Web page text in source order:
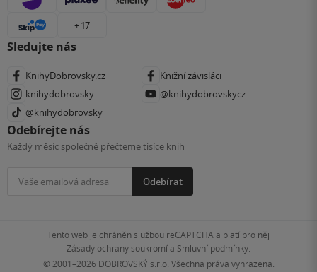
+ 17
Sledujte nás
KnihyDobrovsky.cz
Knižní závisláci
knihydobrovsky
@knihydobrovskycz
@knihydobrovsky
Odebírejte nás
Každý měsíc společně přečteme tisíce knih
Odebírat
Tento web je chráněn službou reCAPTCHA a platí pro něj
Zásady ochrany soukromía Smluvní podmínky.
© 2001–2026 DOBROVSKÝ s.r.o. Všechna práva vyhrazena.